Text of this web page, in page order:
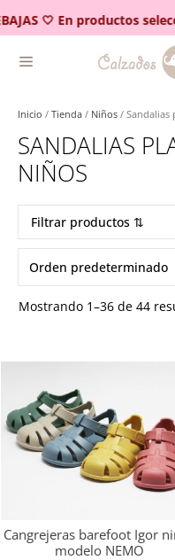
🤍 En productos
al
contenido
Inicio / Tienda / Niños / Sandalias
SANDALIAS
NIÑOS
Filtrar productos ⇅
Mostrando 1–36 de 44
Cangrejeras barefoot Igor
modelo NEMO